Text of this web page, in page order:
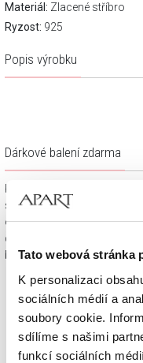
Tato webová stránka
K personalizaci
sociálních médií a
soubory cookie.
sdílíme s našimi
funkcí sociálních
Materiál: Zlacené stříbro
Ryzost: 925
Popis výrobku
Dárkové balení zdarma
Klenotnické výrobky
spolu s dárkovou
objednaném sortimentu.
dárkem, který můžete bez
blízkým.